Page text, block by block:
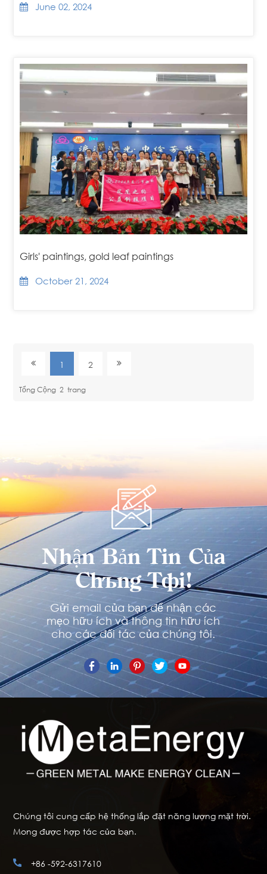
June 02, 2024
Girls' paintings, gold leaf paintings
October 21, 2024
1 2
Tổng Cộng 2 Trang
Nhận Bản Tin Của
Chúng Tôi!
Gửi email của bạn để nhận các
mẹo hữu ích và thông tin hữu ích
cho các đối tác của chúng tôi.
Chúng tôi cung cấp hệ thống lắp đặt năng lượng mặt trời.
Mong được hợp tác của bạn.
+86 -592-6317610